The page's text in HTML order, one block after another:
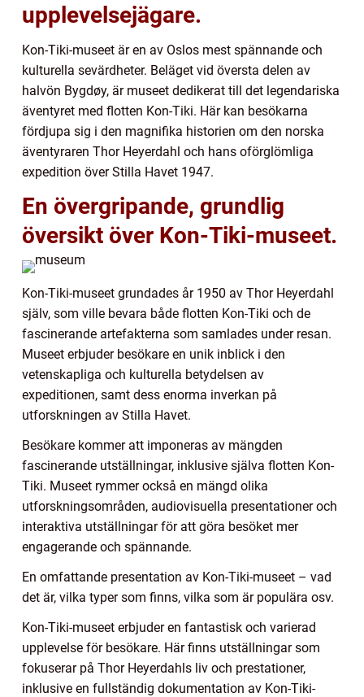
upplevelsejägare.
Kon-Tiki-museet är en av Oslos mest spännande och
kulturella sevärdheter. Beläget vid översta delen av
halvön Bygdøy, är museet dedikerat till det legendariska
äventyret med flotten Kon-Tiki. Här kan besökarna
fördjupa sig i den magnifika historien om den norska
äventyraren Thor Heyerdahl och hans oförglömliga
expedition över Stilla Havet 1947.
En övergripande, grundlig
översikt över Kon-Tiki-museet.
Kon-Tiki-museet grundades år 1950 av Thor Heyerdahl
själv, som ville bevara både flotten Kon-Tiki och de
fascinerande artefakterna som samlades under resan.
Museet erbjuder besökare en unik inblick i den
vetenskapliga och kulturella betydelsen av
expeditionen, samt dess enorma inverkan på
utforskningen av Stilla Havet.
Besökare kommer att imponeras av mängden
fascinerande utställningar, inklusive själva flotten Kon-
Tiki. Museet rymmer också en mängd olika
utforskningsområden, audiovisuella presentationer och
interaktiva utställningar för att göra besöket mer
engagerande och spännande.
En omfattande presentation av Kon-Tiki-museet – vad
det är, vilka typer som finns, vilka som är populära osv.
Kon-Tiki-museet erbjuder en fantastisk och varierad
upplevelse för besökare. Här finns utställningar som
fokuserar på Thor Heyerdahls liv och prestationer,
inklusive en fullständig dokumentation av Kon-Tiki-